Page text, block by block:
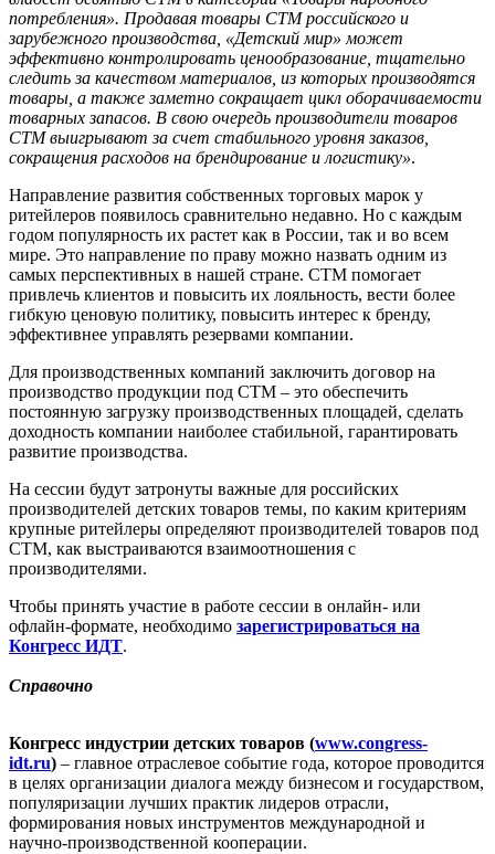
потребления». Продавая товары CTM российского и
зарубежного производства, «Детский мир» может
эффективно контролировать ценообразование, тщательно
следить за качеством материалов, из которых производятся
товары, а также заметно сокращает цикл оборачиваемости
товарных запасов. В свою очередь производители товаров
СТМ выигрывают за счет стабильного уровня заказов,
сокращения расходов на брендирование и логистику».
Направление развития собственных торговых марок у
ритейлеров появилось сравнительно недавно. Но с каждым
годом популярность их растет как в России, так и во всем
мире. Это направление по праву можно назвать одним из
самых перспективных в нашей стране. СТМ помогает
привлечь клиентов и повысить их лояльность, вести более
гибкую ценовую политику, повысить интерес к бренду,
эффективнее управлять резервами компании.
Для производственных компаний заключить договор на
производство продукции под СТМ – это обеспечить
постоянную загрузку производственных площадей, сделать
доходность компании наиболее стабильной, гарантировать
развитие производства.
На сессии будут затронуты важные для российских
производителей детских товаров темы, по каким критериям
крупные ритейлеры определяют производителей товаров под
СТМ, как выстраиваются взаимоотношения с
производителями.
Чтобы принять участие в работе сессии в онлайн- или
офлайн-формате, необходимо зарегистрироваться на
Конгресс ИДТ.
Справочно
Конгресс индустрии детских товаров (www.congress-
idt.ru) – главное отраслевое событие года, которое проводится
в целях организации диалога между бизнесом и государством,
популяризации лучших практик лидеров отрасли,
формирования новых инструментов международной и
научно-производственной кооперации.